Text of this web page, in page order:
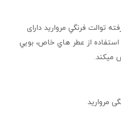
توالت فرنگي مرواريد دارای
از عطر هاي خاص، بويي
ميكند.
مروارید